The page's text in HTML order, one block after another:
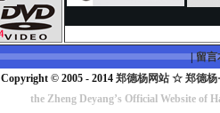
|留言
Copyright © 2005 - 2014 郑德杨网站 ☆ 郑德杨
the Zheng Deyang’s Official Website